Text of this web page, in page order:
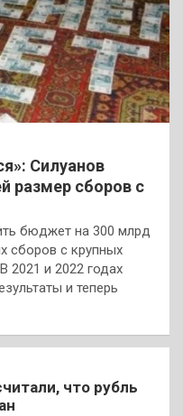
Силуанов
размер сборов с
бюджет на 300 млрд
сборов с крупных
2021 и 2022 годах
и теперь
что рубль